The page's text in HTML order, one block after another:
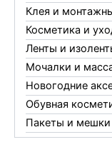
Клея и
Косметика и
Ленты и
Мочалки и
Новогодние
Обувная
Пакеты и мешки
Перчатки